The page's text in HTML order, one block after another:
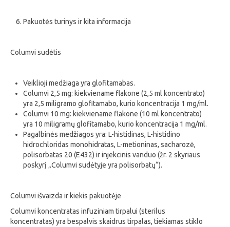
Pakuotės turinys ir kita informacija
Columvi sudėtis
Veiklioji medžiaga yra glofitamabas.
Columvi 2,5 mg: kiekviename flakone (2,5 ml koncentrato)
yra 2,5 miligramo glofitamabo, kurio koncentracija 1 mg/ml.
Columvi 10 mg: kiekviename flakone (10 ml koncentrato)
yra 10 miligramų glofitamabo, kurio koncentracija 1 mg/ml.
Pagalbinės medžiagos yra: L-histidinas, L-histidino
hidrochloridas monohidratas, L-metioninas, sacharozė,
polisorbatas 20 (E432) ir injekcinis vanduo (žr. 2 skyriaus
poskyrį „Columvi sudėtyje yra polisorbatų“).
Columvi išvaizda ir kiekis pakuotėje
Columvi koncentratas infuziniam tirpalui (sterilus
koncentratas) yra bespalvis skaidrus tirpalas, tiekiamas stiklo